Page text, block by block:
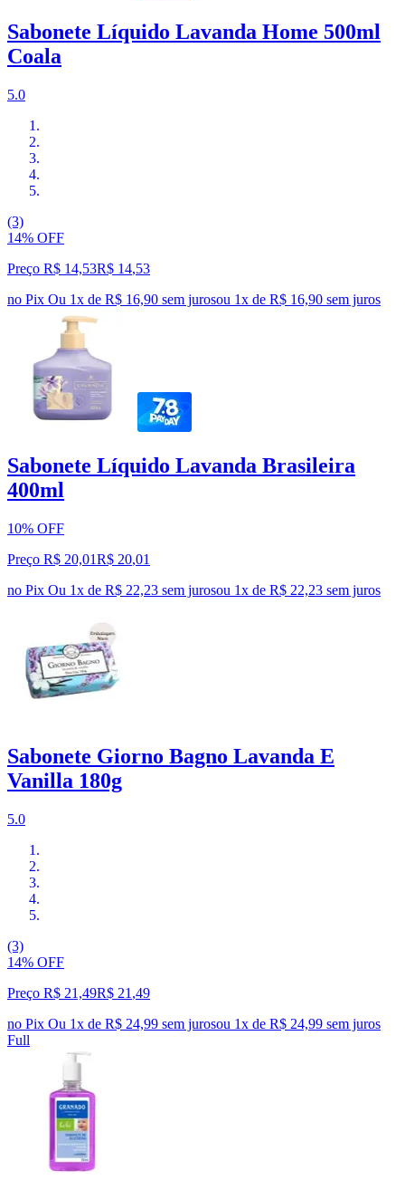
Sabonete Líquido Lavanda Home 500ml
Coala
5.0
(3)
14% OFF
Preço R$ 14,53R$ 14,53
no Pix Ou 1x de R$ 16,90 sem jurosou 1x de R$ 16,90 sem juros
Sabonete Líquido Lavanda Brasileira
400ml
10% OFF
Preço R$ 20,01R$ 20,01
no Pix Ou 1x de R$ 22,23 sem jurosou 1x de R$ 22,23 sem juros
Sabonete Giorno Bagno Lavanda E
Vanilla 180g
5.0
(3)
14% OFF
Preço R$ 21,49R$ 21 ,49
no Pix Ou 1x de R$ 24,99 sem jurosou 1x de R$ 24,99 sem juros
Full